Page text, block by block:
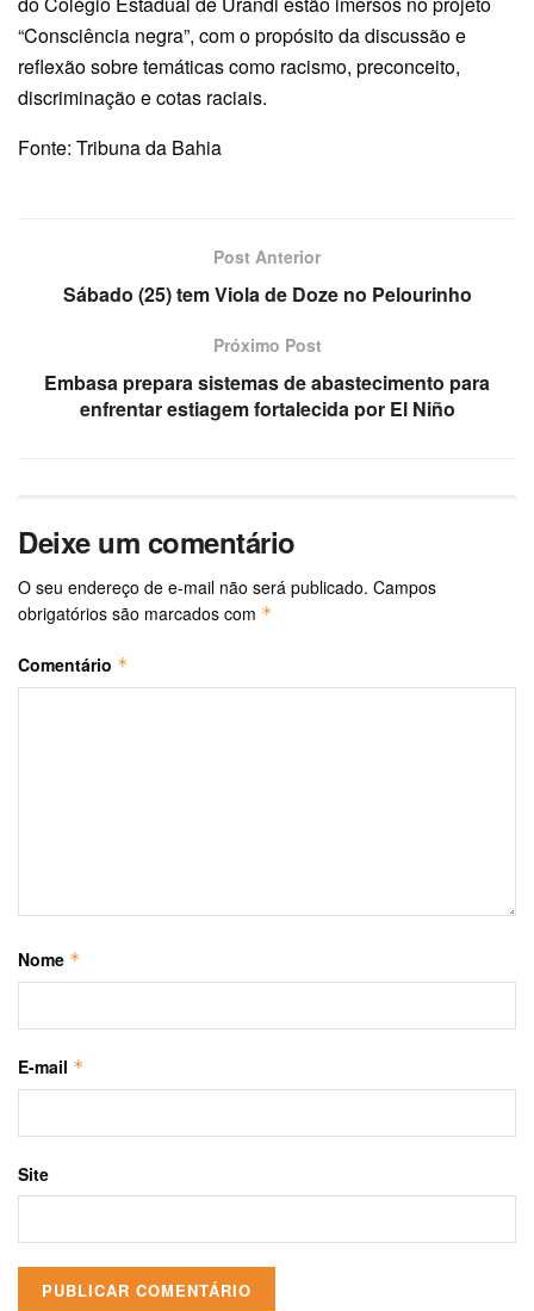
“Consciência negra”, com o propósito da discussão e
reflexão sobre temáticas como racismo, preconceito,
discriminação e cotas raciais.
Fonte: Tribuna da Bahia
Post Anterior
Sábado (25) tem Viola de Doze no Pelourinho
Próximo Post
Embasa prepara sistemas de abastecimento para
enfrentar estiagem fortalecida por El Niño
Deixe um comentário
O seu endereço de e-mail não será publicado. Campos
obrigatórios são marcados com *
Comentário *
Nome *
E-mail *
Site